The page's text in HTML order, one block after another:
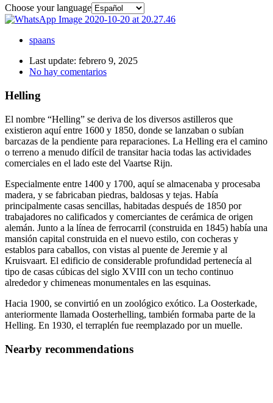
Choose your language
spaans
Last update: febrero 9, 2025
No hay comentarios
Helling
El nombre “Helling” se deriva de los diversos astilleros que
existieron aquí entre 1600 y 1850, donde se lanzaban o subían
barcazas de la pendiente para reparaciones. La Helling era el camino
o terreno a menudo difícil de transitar hacia todas las actividades
comerciales en el lado este del Vaartse Rijn.
Especialmente entre 1400 y 1700, aquí se almacenaba y procesaba
madera, y se fabricaban piedras, baldosas y tejas. Había
principalmente casas sencillas, habitadas después de 1850 por
trabajadores no calificados y comerciantes de cerámica de origen
alemán. Junto a la línea de ferrocarril (construida en 1845) había una
mansión capital construida en el nuevo estilo, con cocheras y
establos para caballos, con vistas al puente de Jeremie y al
Kruisvaart. El edificio de considerable profundidad pertenecía al
tipo de casas cúbicas del siglo XVIII con un techo continuo
alrededor y chimeneas monumentales en las esquinas.
Hacia 1900, se convirtió en un zoológico exótico. La Oosterkade,
anteriormente llamada Oosterhelling, también formaba parte de la
Helling. En 1930, el terraplén fue reemplazado por un muelle.
Nearby recommendations